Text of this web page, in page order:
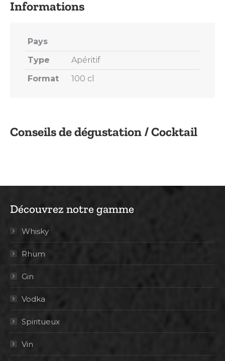
Conseils de dégustation / Cocktail
Pays
Type
Apéritif
Format
100 cl
Découvrez notre gamme
Whisky
Rhum
Gin
Vodka
Spiritueux
Vin